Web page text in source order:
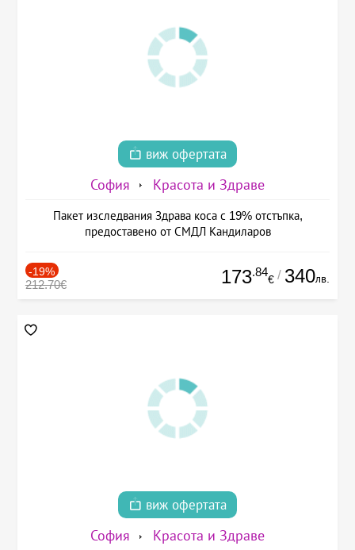
виж офертата
София Красота и Здраве
Пакет изследвания Здрава коса с 19% отстъпка,
предоставено от СМДЛ Кандиларов
-19%
212.70€ 173.84
€ / 340лв.
виж офертата
София Красота и Здраве